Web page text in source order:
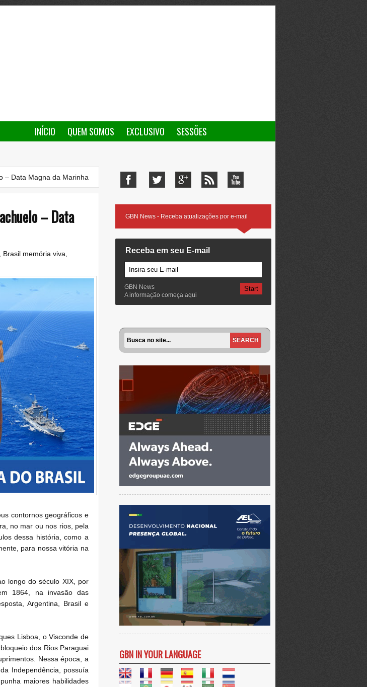
INÍCIO QUEM SOMOS EXCLUSIVO
SESSÕES
– Data Magna da Marinha
– Data
Brasil memória viva
contornos geográficos e
no mar ou nos rios, pela
dessa história, como a
para nossa vitória na
longo do século XIX, por
1864, na invasão das
Argentina, Brasil e
Lisboa, o Visconde de
dos Rios Paraguai
Nessa época, a
Independência, possuía
maiores habilidades
GBN News - Receba atualizações por e-mail
Receba em seu E-mail
GBN News
A informação começa aqui
GBN IN YOUR LANGUAGE